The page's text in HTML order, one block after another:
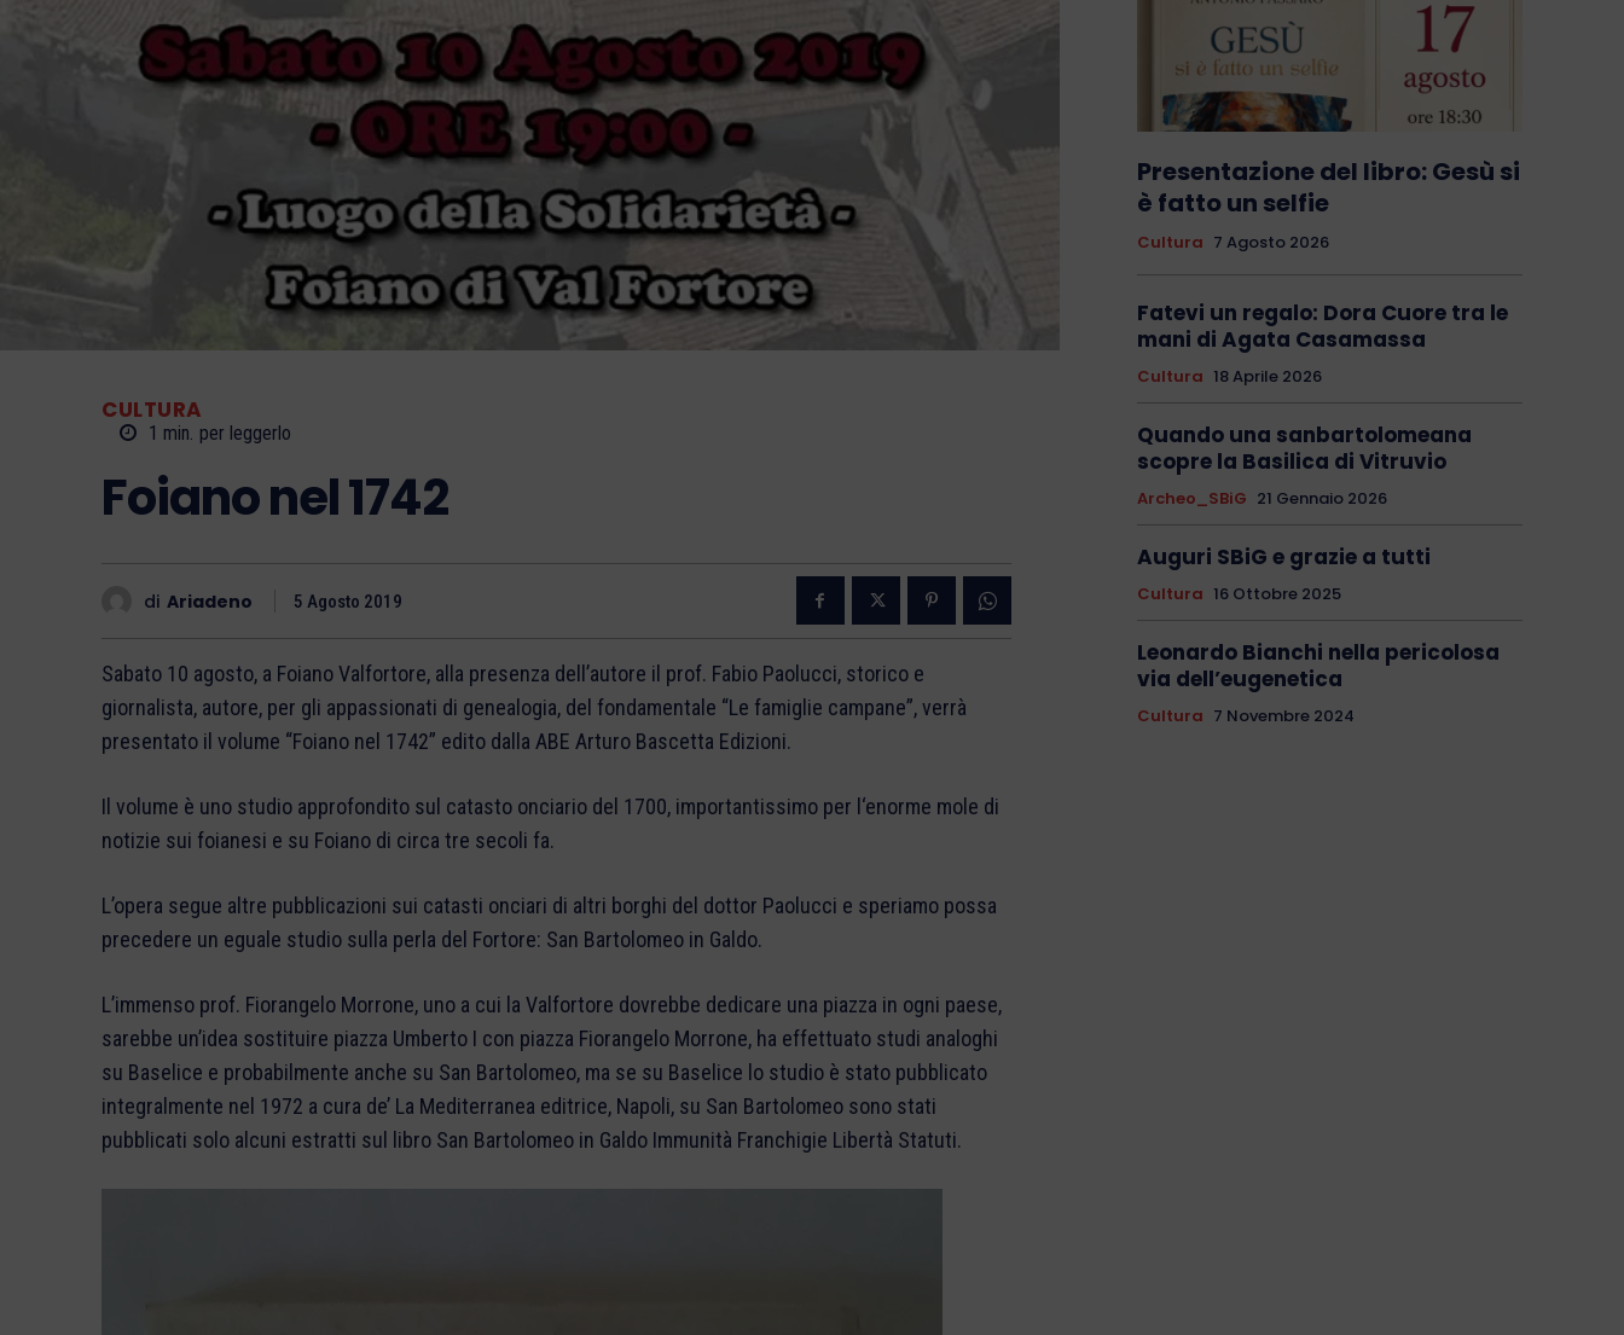
CULTURA
1 min. per leggerlo
Foiano nel 1742
di Ariadeno 5 Agosto 2019
Sabato 10 agosto, a Foiano Valfortore, alla presenza dell’autore il prof. Fabio Paolucci, storico e
giornalista, autore, per gli appassionati di genealogia, del fondamentale “Le famiglie campane”, verrà
presentato il volume “Foiano nel 1742” edito dalla ABE Arturo Bascetta Edizioni.
Il volume è uno studio approfondito sul catasto onciario del 1700, importantissimo per l‘enorme mole di
notizie sui foianesi e su Foiano di circa tre secoli fa.
L’opera segue altre pubblicazioni sui catasti onciari di altri borghi del dottor Paolucci e speriamo possa
precedere un eguale studio sulla perla del Fortore: San Bartolomeo in Galdo.
L’immenso prof. Fiorangelo Morrone, uno a cui la Valfortore dovrebbe dedicare una piazza in ogni paese,
sarebbe un’idea sostituire piazza Umberto I con piazza Fiorangelo Morrone, ha effettuato studi analoghi
su Baselice e probabilmente anche su San Bartolomeo, ma se su Baselice lo studio è stato pubblicato
integralmente nel 1972 a cura de’ La Mediterranea editrice, Napoli, su San Bartolomeo sono stati
pubblicati solo alcuni estratti sul libro San Bartolomeo in Galdo Immunità Franchigie Libertà Statuti.
Presentazione del libro: Gesù si
è fatto un selfie
Cultura 7 Agosto 2026
Fatevi un regalo: Dora Cuore tra le
mani di Agata Casamassa
Cultura 18 Aprile 2026
Quando una sanbartolomeana
scopre la Basilica di Vitruvio
Archeo_SBiG 21 Gennaio 2026
Auguri SBiG e grazie a tutti
Cultura 16 Ottobre 2025
Leonardo Bianchi nella pericolosa
via dell’eugenetica
Cultura 7 Novembre 2024